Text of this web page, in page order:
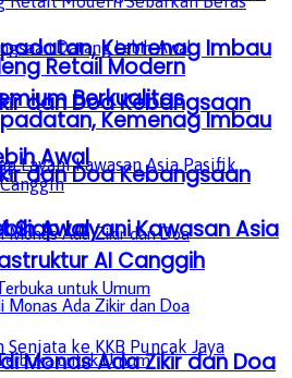
Kemenag Imbau
dan Doa Kebangsaan
Awal
Monas Ada Zikir dan Doa
Kemenag Imbau
dan Doa Kebangsaan
Awal
Retail Modern
Berkualitas
Siap Layani Kawasan Asia
AI Canggih